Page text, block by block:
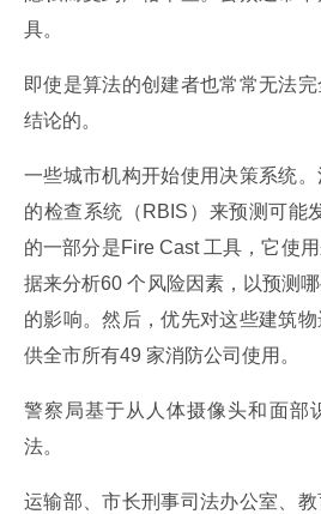
具。
即使是算法的创建者也常常无法
结论的。
一些城市机构开始使用决策系统
的检查系统（RBIS）来预测可能
的一部分是Fire Cast 工具，它使
据来分析60 个风险因素，以预测
的影响。然后，优先对这些建筑
供全市所有49 家消防公司使用。
警察局基于从人体摄像头和面部
法。
运输部、市长刑事司法办公室、